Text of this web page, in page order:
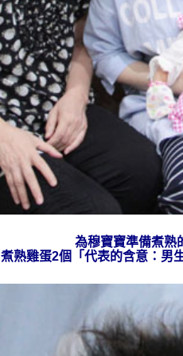
為穆寶寶準備煮熟
煮熟雞蛋2個「代表的含意：男